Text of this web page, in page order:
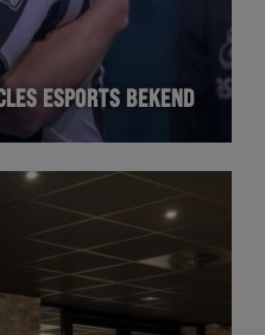
ESPORTS BEKEND